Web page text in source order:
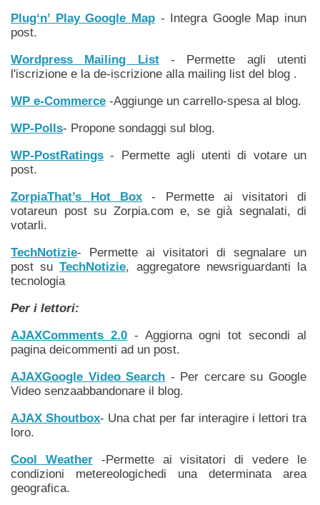
Plug‘n’ Play Google Map- Integra Google Map inun
post.
Wordpress Mailing List- Permette agli utenti
l'iscrizione e la de-iscrizione alla mailing list del blog .
WP e-Commerce -Aggiunge un carrello-spesa al blog.
WP-Polls- Propone sondaggi sul blog.
WP-PostRatings - Permette agli utenti di votare un
post.
ZorpiaThat’s Hot Box - Permette ai visitatori di
votareun post su Zorpia.com e, se già segnalati, di
votarli.
TechNotizie- Permette ai visitatori di segnalare un
post suTechNotizie, aggregatore newsriguardanti la
tecnologia
Per i lettori:
AJAXComments 2.0- Aggiorna ogni tot secondi al
pagina deicommenti ad un post.
AJAXGoogle Video Search - Per cercare su Google
Video senzaabbandonare il blog.
AJAX Shoutbox- Una chat per far interagire i lettori tra
loro.
Cool Weather-Permette ai visitatori di vedere le
condizioni metereologichedi una determinata area
geografica.